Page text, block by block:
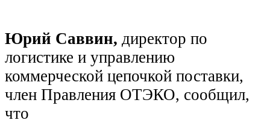
Юрий Саввин, директор по
логистике и управлению
коммерческой цепочкой поставки,
член Правления ОТЭКО, сообщил,
что